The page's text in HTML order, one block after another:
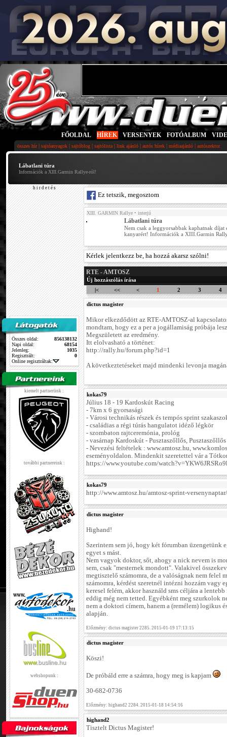
FŐOLDAL HÍREK VERSENYEK FOTÓALBUM
összes hír| sajtóanyagok | sajtóblog | sajtólista | link ajánló | autós hírek | médiaajánló | autószektor
Lábatlani túra
Információk a XIII.Garmin Rallye-ról!
h i r d e t é s
Összes oldal:
856138132
Napi oldal:
68154
Jelenleg:
1035
Regisztrált:
0
Online regisztráltak:
kiemelt partnerünk :
további partnereink :
webshopunk :
Ez tetszik, megosztom
XIII. GARMIN Rallye • interjú
Lábatlani túra
Nem csak a leggyorsabbak kaphatnak díjat
kanyarért! Információk a XIII.Garmin
Kérlek jelentkezz be, ha hozzá akarsz szólni!
RTE - AMTOSZ
Új hozzászólás írása
|<
<< < 1 2 3 4
dictus magister
Mikor elkezdődött az RTE-AMTOSZ-al
mondtam, hogy ez a per a jogállamiság próbája
Megszületett az eredmény.
Itt elolvasható a történet:
http://rally.hu/forum.php?id=1
A következtetéseket majd mindenki levonja
kokas79
Július 18 - 19 Kardoskút Racing
- 7km x 6 gyorsasági
- Városi technikás részek és tempós sprint
- családias a régi túrás hangulatot idéző légkör
- szombaton rajtceremónia, prológ
- vasárnap Kardoskút - Pusztaszőllős,
- Nevezési feltételek : www.amtosz.hu,
eseményoldalon. Mindenkit szeretettel vár a
https://www.youtube.com/
kokas79
http://www.amtosz.hu/amtosz-sprint-versenynaptar/
dictus magister
Highand!
Szerintem sem jó, hogy két fórumban üzengetünk
egyet s mást.
Nem vagyok doktor, sőt, ahogy a nick nevem is
sem, csak "mesternek mondott". Valakivel
megtisztelő számomra, de a valóságnak nem felel
számomra, kérdést szeretnél intézni hozzám vagy
keresel felém, akkor használd sms céljára a
eddig még nem tetted. Egyébként meg szurkolok
nem a doktori címem, hanem a (remélem) logikus
alapján.
Előzmény: dictus magister 2285. 2015-01-19 17:13:15
dictus magister
Köszi!
De próbáld erre a számra, hogy meg is kapjam
30-682-0736
Előzmény: highand2 2284. 2015-01-18 14:54:16
highand2
Tisztelt Dictus Magister!